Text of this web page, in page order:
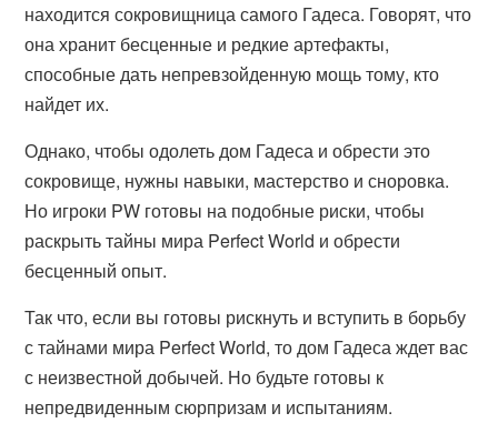
находится сокровищница самого Гадеса. Говорят, что
она хранит бесценные и редкие артефакты,
способные дать непревзойденную мощь тому, кто
найдет их.
Однако, чтобы одолеть дом Гадеса и обрести это
сокровище, нужны навыки, мастерство и сноровка.
Но игроки PW готовы на подобные риски, чтобы
раскрыть тайны мира Perfect World и обрести
бесценный опыт.
Так что, если вы готовы рискнуть и вступить в борьбу
с тайнами мира Perfect World, то дом Гадеса ждет вас
с неизвестной добычей. Но будьте готовы к
непредвиденным сюрпризам и испытаниям.